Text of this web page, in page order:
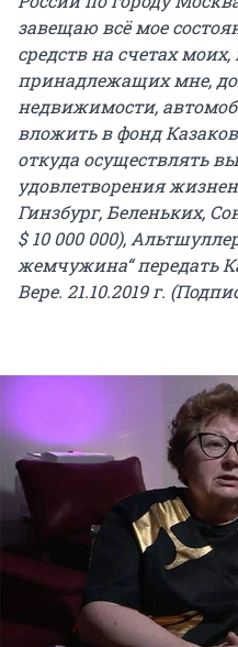
завещаю всё мое
средств на счетах
принадлежащих мне,
недвижимости,
вложить в фонд
откуда осуществлять
удовлетворения
Гинзбург, Беленьких,
$ 10 000 000),
жемчужина“ передать
Вере. 21.10.2019 г.